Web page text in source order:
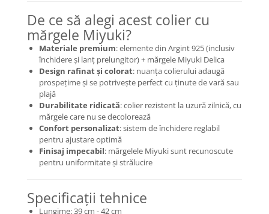
Coliere cu Zodii
Coliere cu Flori
Coliere cu Animale
Coliere cu Molecule
Coliere Diverse
BRĂȚĂRI
BRĂȚĂRI CU ȘNUR REGLABIL
Brățări din Aur cu șnur reglabil
Brățări din Argint cu șnur reglabil
BRĂȚĂRI CU PIETRE SEMIPREȚIOASE
Brățări din Argint cu pietre
De ce să alegi acest colier cu
mărgele Miyuki?
Materiale premium: elemente din Argint 925 (inclusiv
închidere și lanț prelungitor) + mărgele Miyuki Delica
Design rafinat și colorat: nuanța colierului adaugă
prospețime și se potrivește perfect cu ținute de vară sau
plajă
Durabilitate ridicată: colier rezistent la uzură zilnică, cu
mărgele care nu se decolorează
Confort personalizat: sistem de închidere reglabil
pentru ajustare optimă
Finisaj impecabil: mărgelele Miyuki sunt recunoscute
pentru uniformitate și strălucire
Specificații tehnice
Lungime: 39 cm - 42 cm